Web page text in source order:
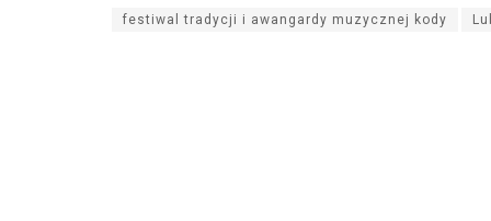
festiwal tradycji i awangardy muzycznej kody